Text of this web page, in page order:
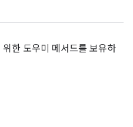
한 도우미 메서드를 보유하